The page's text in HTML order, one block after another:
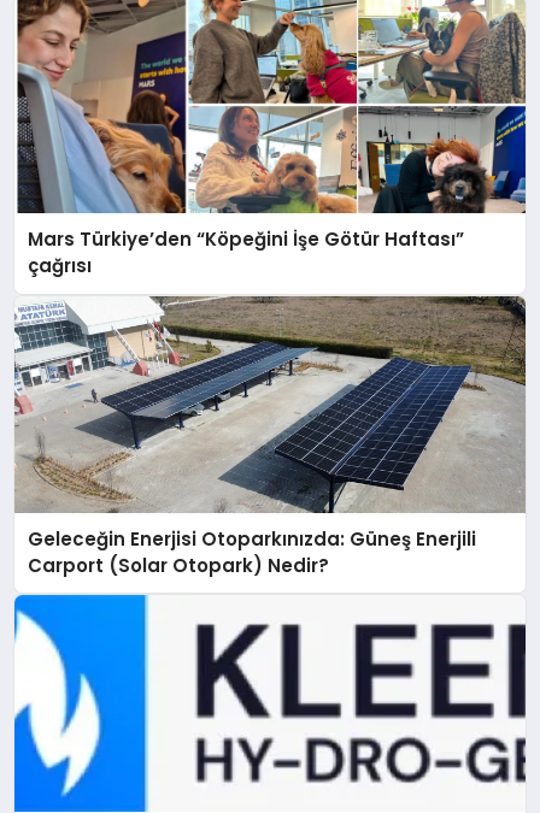
Mars Türkiye’den “Köpeğini İşe Götür Haftası”
çağrısı
Geleceğin Enerjisi Otoparkınızda: Güneş Enerjili
Carport (Solar Otopark) Nedir?